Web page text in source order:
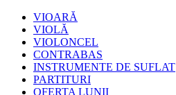
VIOARĂ
VIOLĂ
VIOLONCEL
CONTRABAS
INSTRUMENTE DE SUFLAT
PARTITURI
OFERTA LUNII